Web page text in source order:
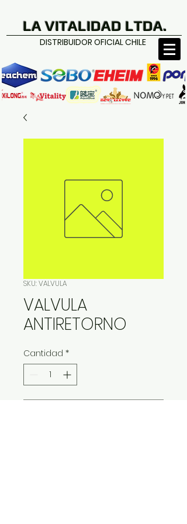
LA VITALIDAD LTDA.
DISTRIBUIDOR OFICIAL CHILE
SKU: VALVULA
VALVULA
ANTIRETORNO
Cantidad *